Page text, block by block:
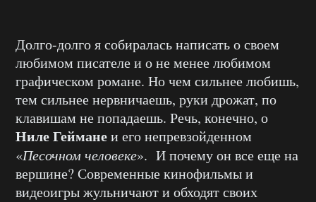
Долго-долго я собиралась написать о своем
любимом писателе и о не менее любимом
графическом романе. Но чем сильнее любишь,
тем сильнее нервничаешь, руки дрожат, по
клавишам не попадаешь. Речь, конечно, о
Ниле Гейманеи его непревзойденном
«Песочном человеке». И почему он все еще на
вершине? Современные кинофильмы и
видеоигры жульничают и обходят своих